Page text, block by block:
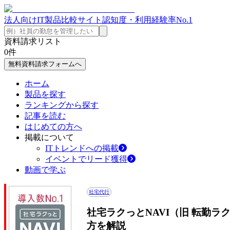
法人向けIT製品比較サイト 認知度・利用経験率No.1
資料請求リスト
0件
無料資料請求フォームへ
ホーム
製品を探す
ランキングから探す
記事を読む
はじめての方へ
掲載について
ITトレンドへの掲載
イベントでリード獲得
動画で学ぶ
社宅代行
社宅ラクっとNAVI（旧 転勤ラ
方を解説